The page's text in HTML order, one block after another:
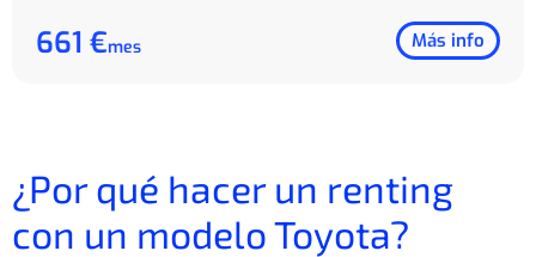
661 €mes Más info
¿Por qué hacer un renting
con un modelo Toyota?